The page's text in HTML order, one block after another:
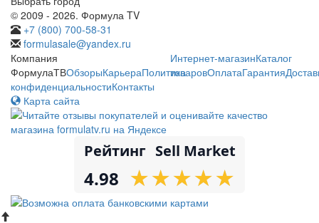
© 2009 - 2026. Формула TV
+7 (800) 700-58-31
formulasale@yandex.ru
Компания
ФормулаТВОбзорыКарьераПолитика
конфиденциальностиКонтакты
Интернет-магазинКаталог
товаровОплатаГарантия
Карта сайта
Рейтинг Sell Market
4.98 ★
★★
★★
★★
★★
★